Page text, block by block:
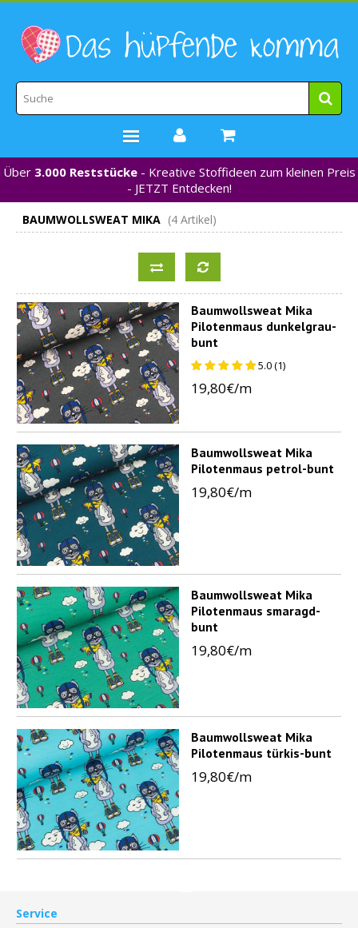
STOFFE
WEBBÄNDER
MARKEN
GUTSCHEINE
% REDUZIERT %
KONTAKT
Über 3.000 Reststücke- Kreative Stoffideen zum kleinen Preis
- JETZT Entdecken!
BAUMWOLLSWEAT MIKA (4 Artikel)
Baumwollsweat Mika
Pilotenmaus dunkelgrau-
bunt
5.0 (1)
19,80€/m
Baumwollsweat Mika
Pilotenmaus petrol-bunt
19,80€/m
Baumwollsweat Mika
Pilotenmaus smaragd-
bunt
19,80€/m
Baumwollsweat Mika
Pilotenmaus türkis-bunt
19,80€/m
Service